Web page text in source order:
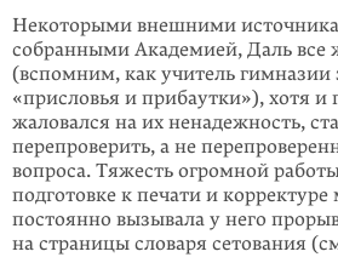
Некоторыми внешними
собранными Академией, Даль все
(вспомним, как учитель гимназии
«присловья и прибаутки»), хотя и
жаловался на их ненадежность,
перепроверить, а не
вопроса. Тяжесть огромной
подготовке к печати и корректуре
постоянно вызывала у него
на страницы словаря сетования